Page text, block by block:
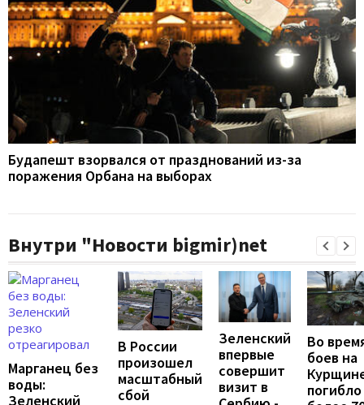
Будапешт взорвался от празднований из-за
поражения Орбана на выборах
Внутри "Новости bigmir)net
Марганец без
воды:
Зеленский
В России
произошел
масштабный
сбой
Зеленский
впервые
совершит
визит в
Во
боев на
погибло